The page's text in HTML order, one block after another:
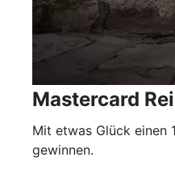
Mastercard
Mit etwas Glück einen
gewinnen.